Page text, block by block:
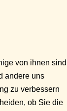
von ihnen sind
andere uns
zu verbessern
ob Sie die